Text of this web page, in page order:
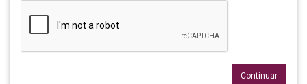
Continuar